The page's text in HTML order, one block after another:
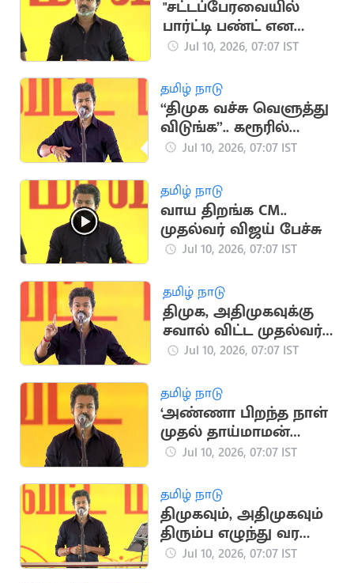
"சட்டப்பேரவையில்
பார்ட்டி பண்ட் என
கூறியதும் ஓடினார்கள்"
Jul 10, 2026, 07:07 IST
தமிழ் நாடு
“திமுக வச்சு வெளுத்து
விடுங்க”.. கரூரில்
விஜய் பேச்சு
Jul 10, 2026, 07:07 IST
தமிழ் நாடு
வாய திறங்க CM..
முதல்வர் விஜய் பேச்சு
Jul 10, 2026, 07:07 IST
தமிழ் நாடு
திமுக, அதிமுகவுக்கு
சவால் விட்ட முதல்வர்
விஜய்
Jul 10, 2026, 07:07 IST
தமிழ் நாடு
‘அண்ணா பிறந்த நாள்
முதல் தாய்மாமன்
தங்க மோதிரம்
Jul 10, 2026, 07:07 IST
தமிழ் நாடு
திமுகவும், அதிமுகவும்
திரும்ப எழுந்து வர
முடியாதபடி.. CM விஜய்
Jul 10, 2026, 07:07 IST